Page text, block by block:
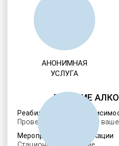
ЛЕЧЕНИЕ
Реабилитация
Проверенные ребцентры
Мероприятия детоксикации
АНОНИМНАЯ
УСЛУГА